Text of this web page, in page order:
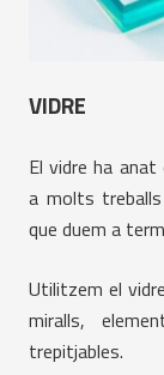
VIDRE
El vidre ha
a molts treballs
que duem a
Utilitzem el
miralls,
trepitjables.